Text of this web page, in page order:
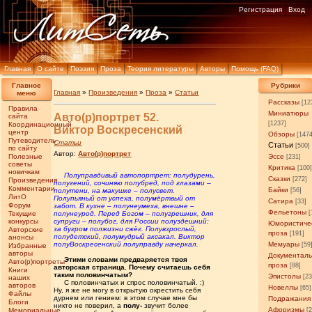
Главная О сайте Поэзия Проза Теория литературы Авторы Помощь (FAQ)
Регистрация Вход
Главное
меню
Правила
сайта
Координационный
центр
Путеводитель
по сайту
Полезные
советы
новичкам
Произведения
Комментарии
ЛитО
Форум
Текущие
конкурсы
Авторские
анонсы
Избранные
авторы
Авто(р)портреты
Книги
наших
авторов
Файлы
Блоги
Мемориальные
Рубрики
Рассказы
Миниатюры
[1237]
Обзоры
Статьи [500]
Эссе [231]
Критика [100]
Сказки [272]
Байки [56]
Сатира [33]
Фельетоны
проза [191]
Мемуары
проза [88]
Эпистолы
Новеллы [65]
Подражания
Афоризмы
Главная »Произведения »Проза »Статьи
Авто(р)портрет 52.
Виктор Воскресенский
Статьи
Автор:Авто(р)портрет
.....Полуправдивый автопортрет: полудурень,
полугений, сочиняю полубред, под глазами –
полутени, на макушке – полусвет.
Полупьяный от успеха, полумёртвый от
забот. В кухне – полунеумеха, внешне –
полунеурод. Перед Богом – полугрешник, для
супруги – полубог, для России полуздешний:
за бугром полжизни сжёг. Полувзрослый,
полудетский, полумудрый аксакал. Виктор
полуВоскресенский полуправду начеркал.
.....Этими словами предваряется твоя
авторская страница. Почему считаешь себя
таким половинчатым?
.....С половинчатых и спрос половинчатый. :)
Ну, я же не могу в открытую окрестить себя
дурнем или гением: в этом случае мне бы
никто не поверил, аполу- звучит более